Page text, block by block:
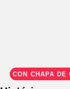
CON CHAPA DE